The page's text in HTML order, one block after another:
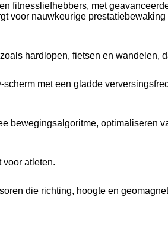
fitnessliefhebbers, met
nauwkeurige
hardlopen, fietsen en
met een gladde
bewegingsalgoritme, optimaliseren
voor atleten.
die richting, hoogte en